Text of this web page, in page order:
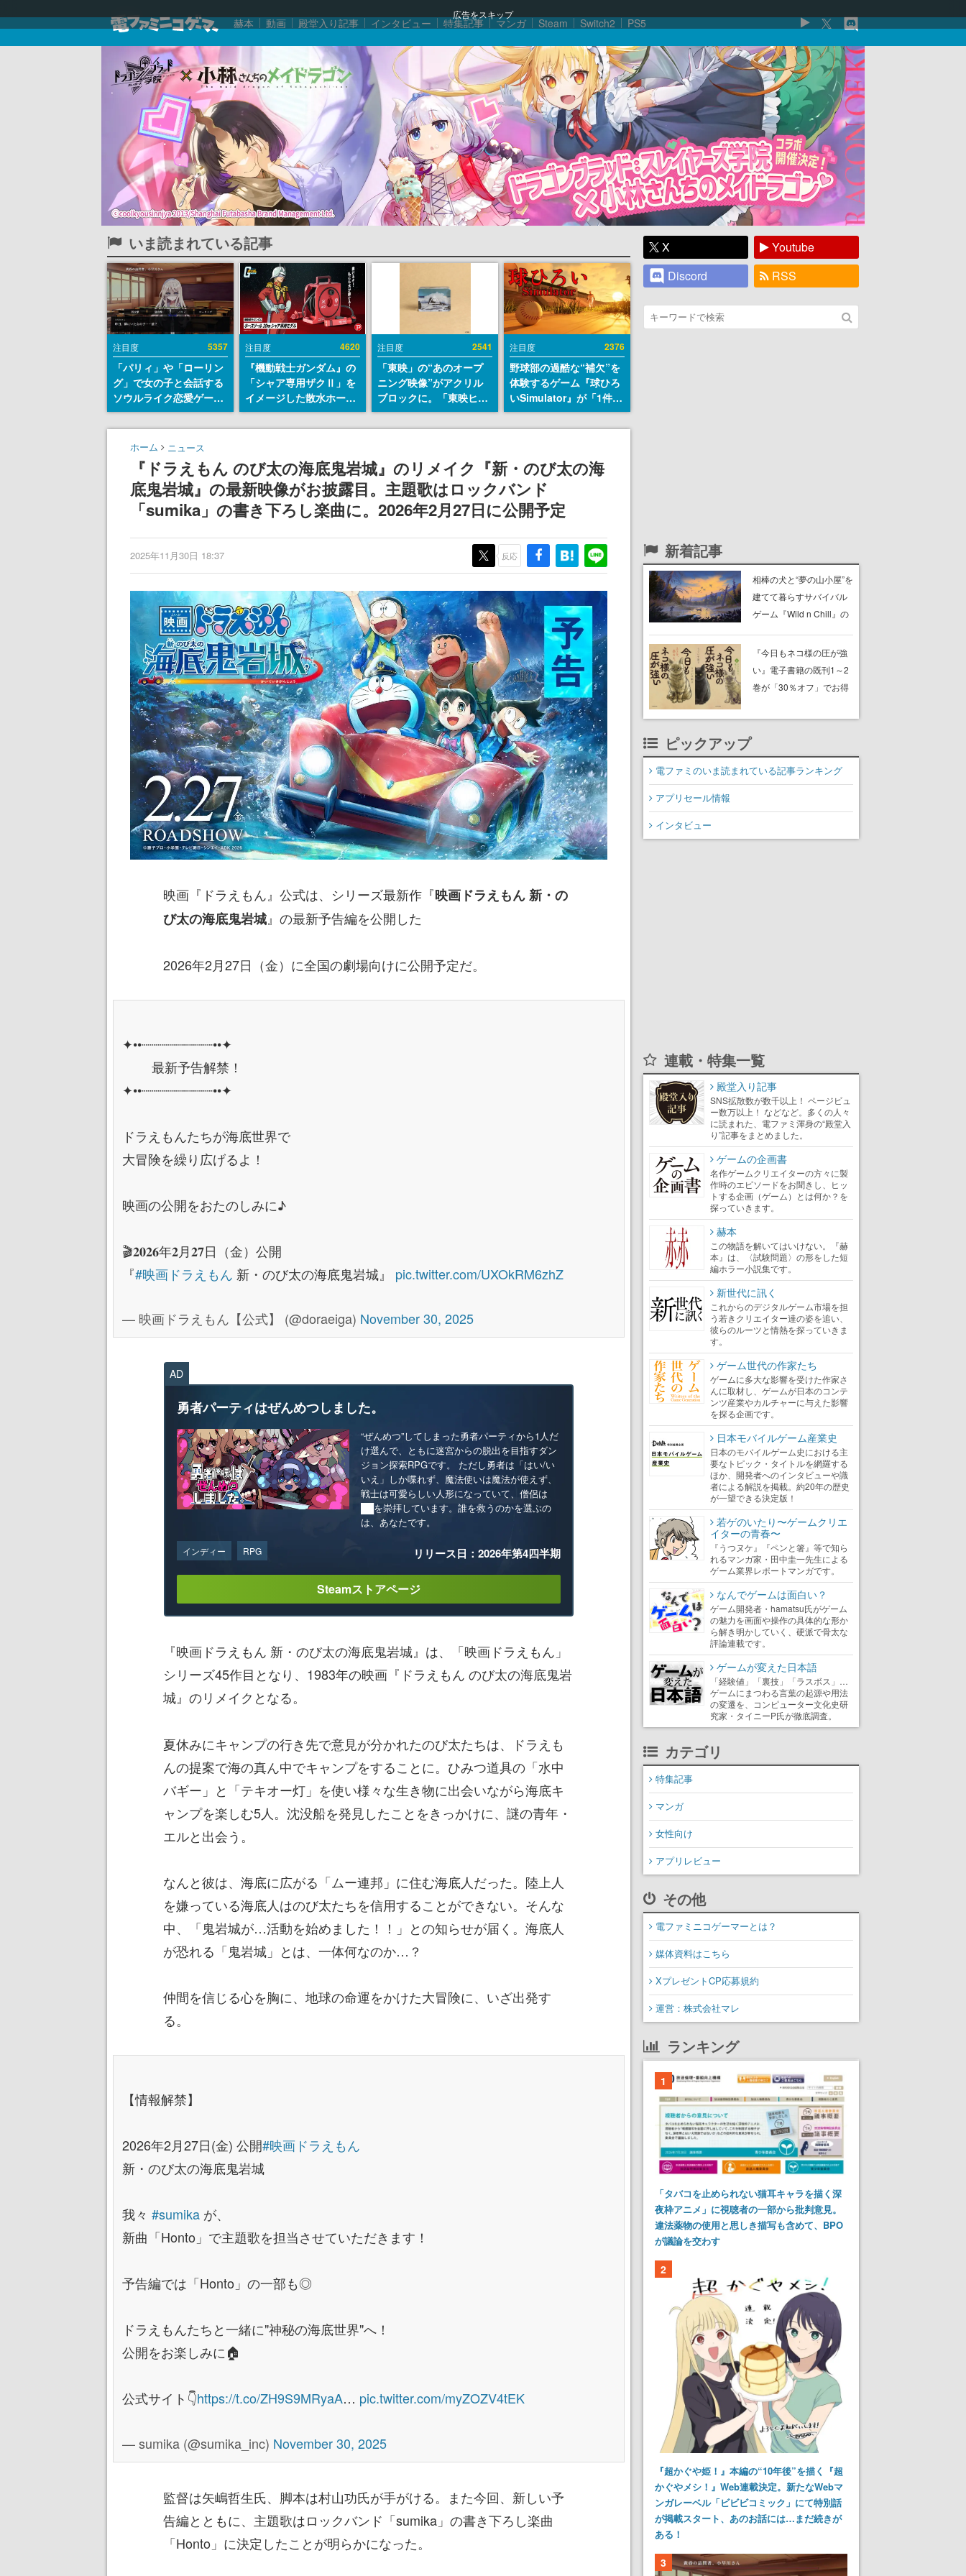
広告をスキップ
赫本 動画 殿堂入り記事 インタビュー 特集記事 マンガ Steam Switch2 PS5
いま読まれている記事
注目度 5357
「パリィ」や「ローリン
グ」で女の子と会話する
ソウルライク恋愛ゲーム
『小早川さんはソウルラ
イク』無料公開。返事に
失敗すると「YOU
DIED」
注目度 4620
『機動戦士ガンダム』の
「シャア専用ザクⅡ」を
イメージした散水ホース
リールが予約開始。本体
にはシャアのパーソナル
エンブレム、型式番号な
どを配置
注目度 2541
「東映」の“あのオープ
ニング映像”がアクリル
ブロックに。「東映ヒス
トリカル グッズコレクシ
ョン」が8月下旬より発
注目度 2376
野球部の過酷な“補欠”を
体験するゲーム『球ひろ
いSimulator』が「1件」
のウィッシュリストをも
とにチェコ語に対応し
ダム・カム』開発元やチ
ェコのプロ野球選手から
称賛の声
ホーム ニュース
『ドラえもん のび太の海底鬼岩城』のリメイク『新・のび太の海
底鬼岩城』の最新映像がお披露目。主題歌はロックバンド
「sumika」の書き下ろし楽曲に。2026年2月27日に公開予定
2025年11月30日 18:37 反応
映画『ドラえもん』公式は、シリーズ最新作『映画ドラえもん 新・の
び太の海底鬼岩城』の最新予告編を公開した
2026年2月27日（金）に全国の劇場向けに公開予定だ。
✦••┈┈┈┈┈┈┈┈┈••✦
最新予告解禁！
✦••┈┈┈┈┈┈┈┈┈••✦
ドラえもんたちが海底世界で
大冒険を繰り広げるよ！
映画の公開をおたのしみに♪
🎬𝟐𝟎𝟐𝟔年𝟐月𝟐𝟕日（金）公開
『#映画ドラえもん 新・のび太の海底鬼岩城』 pic.twitter.com/UXOkRM6zhZ
— 映画ドラえもん【公式】 (@doraeiga) November 30, 2025
AD
勇者パーティはぜんめつしました。
“ぜんめつ”してしまった勇者パーティから1人だ
け選んで、ともに迷宮からの脱出を目指すダン
ジョン探索RPGです。 ただし勇者は「はい/い
いえ」しか喋れず、魔法使いは魔法が使えず、
戦士は可愛らしい人形になっていて、僧侶は
██を崇拝しています。誰を救うのかを選ぶの
は、あなたです。
インディー RPG リリース日：2026年第4四半期
Steamストアページ
『映画ドラえもん 新・のび太の海底鬼岩城』は、「映画ドラえもん」
シリーズ45作目となり、1983年の映画『ドラえもん のび太の海底鬼岩
城』のリメイクとなる。
夏休みにキャンプの行き先で意見が分かれたのび太たちは、ドラえも
んの提案で海の真ん中でキャンプをすることに。ひみつ道具の「水中
バギー」と「テキオー灯」を使い様々な生き物に出会いながら海底キ
ャンプを楽しむ5人。沈没船を発見したことをきっかけに、謎の青年・
エルと出会う。
なんと彼は、海底に広がる「ムー連邦」に住む海底人だった。陸上人
を嫌っている海底人はのび太たちを信用することができない。そんな
中、「鬼岩城が…活動を始めました！！」との知らせが届く。海底人
が恐れる「鬼岩城」とは、一体何なのか…？
仲間を信じる心を胸に、地球の命運をかけた大冒険に、いざ出発す
る。
【情報解禁】
2026年2月27日(金) 公開#映画ドラえもん
新・のび太の海底鬼岩城
我々 #sumika が、
新曲「Honto」で主題歌を担当させていただきます！
予告編では「Honto」の一部も◎
ドラえもんたちと一緒に"神秘の海底世界"へ！
公開をお楽しみに🏠
公式サイト👇https://t.co/ZH9S9MRyaA… pic.twitter.com/myZOZV4tEK
— sumika (@sumika_inc) November 30, 2025
監督は矢嶋哲生氏、脚本は村山功氏が手がける。また今回、新しい予
告編とともに、主題歌はロックバンド「sumika」の書き下ろし楽曲
「Honto」に決定したことが明らかになった。
X
Youtube
Discord
RSS
新着記事
相棒の犬と“夢の山小屋”を
建てて暮らすサバイバル
ゲーム『Wild n Chill』の
中。ドット絵の大自然
で、喧騒を忘れよう
『今日もネコ様の圧が強
い』電子書籍の既刊1～2
巻が「30％オフ」でお得
たネコたちと、ネコを溺
描く
ピックアップ
電ファミのいま読まれている記事ランキング
アプリセール情報
インタビュー
連載・特集一覧
殿堂入り記事
SNS拡散数が数千以上！ ページビュ
ー数万以上！ などなど。多くの人々
に読まれた、電ファミ渾身の“殿堂入
り”記事をまとめました。
ゲームの企画書
名作ゲームクリエイターの方々に製
作時のエピソードをお聞きし、ヒッ
トする企画（ゲーム）とは何か？を
探っていきます。
赫本
この物語を解いてはいけない。『赫
本』は、〈試験問題〉の形をした短
編ホラー小説集です。
新世代に訊く
これからのデジタルゲーム市場を担
う若きクリエイター達の姿を追い、
彼らのルーツと情熱を探っていきま
す。
ゲーム世代の作家たち
ゲームに多大な影響を受けた作家さ
んに取材し、ゲームが日本のコンテ
ンツ産業やカルチャーに与えた影響
を探る企画です。
日本モバイルゲーム産業史
日本のモバイルゲーム史における主
要なトピック・タイトルを網羅する
ほか、開発者へのインタビューや識
者による解説を掲載。約20年の歴史
が一望できる決定版！
若ゲのいたり〜ゲームクリエ
イターの青春〜
『うつヌケ』『ペンと箸』等で知ら
れるマンガ家・田中圭一先生による
ゲーム業界レポートマンガです。
なんでゲームは面白い？
ゲーム開発者・hamatsu氏がゲーム
の魅力を画面や操作の具体的な形か
ら解き明かしていく、硬派で骨太な
評論連載です。
ゲームが変えた日本語
「経験値」「裏技」「ラスボス」…
ゲームにまつわる言葉の起源や用法
の変遷を、コンピューター文化史研
究家・タイニーP氏が徹底調査。
カテゴリ
特集記事
マンガ
女性向け
アプリレビュー
その他
電ファミニコゲーマーとは？
媒体資料はこちら
XプレゼントCP応募規約
運営：株式会社マレ
ランキング
1
「タバコを止められない猫耳キャラを描く深
夜枠アニメ」に視聴者の一部から批判意見。
違法薬物の使用と思しき描写も含めて、BPO
が議論を交わす
2
『超かぐや姫！』本編の“10年後”を描く『超
かぐやメシ！』Web連載決定。新たなWebマ
ンガレーベル「ビビビコミック」にて特別話
が掲載スタート、あのお話には…まだ続きが
ある！
3